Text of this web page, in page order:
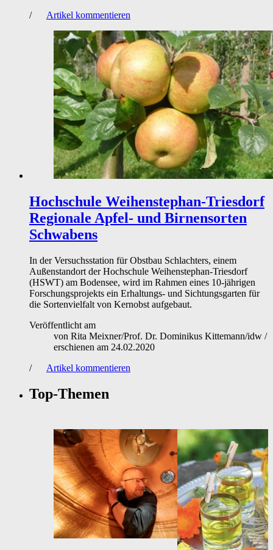
/
Artikel kommentieren
Hochschule Weihenstephan-Triesdorf
Regionale Apfel- und Birnensorten
Schwabens
In der Versuchsstation für Obstbau Schlachters, einem
Außenstandort der Hochschule Weihenstephan-Triesdorf
(HSWT) am Bodensee, wird im Rahmen eines 10-jährigen
Forschungsprojekts ein Erhaltungs- und Sichtungsgarten für
die Sortenvielfalt von Kernobst aufgebaut.
Veröffentlicht am
von Rita Meixner/Prof. Dr. Dominikus Kittemann/idw /
erschienen am 24.02.2020
/
Artikel kommentieren
Top-Themen